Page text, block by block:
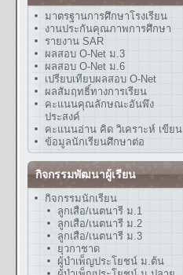
มาตรฐานการศึกษาโรงเรียน
งานประกันคุณภาพการศึกษา
รายงาน SAR
ผลสอบ O-Net ม.3
ผลสอบ O-Net ม.6
เปรียบเทียบผลสอบ O-Net
ผลสัมฤทธิ์ทางการเรียน
คะแนนคุณลักษณะอันพึง
ประสงค์
คะแนนอ่าน คิด วิเคราะห์ เขียน
ข้อมูลนักเรียนศึกษาต่อ
กิจกรรมพัฒนาผู้เรียน
กิจกรรมนักเรียน
ลูกเสือ/เนตนารี ม.1
ลูกเสือ/เนตนารี ม.2
ลูกเสือ/เนตนารี ม.3
ยุวกาชาด
ผู้บำเพ็ญประโยชน์ ม.ต้น